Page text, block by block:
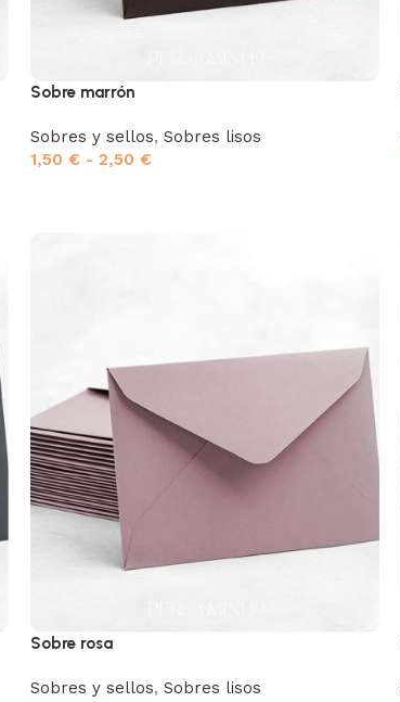
Sobre marrón
Sobres y sellos, Sobres lisos
1,50 € - 2,50 €
Sobre rosa
Sobres y sellos, Sobres lisos